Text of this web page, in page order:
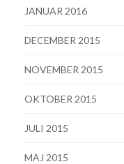
JANUAR 2016
DECEMBER 2015
NOVEMBER 2015
OKTOBER 2015
JULI 2015
MAJ 2015